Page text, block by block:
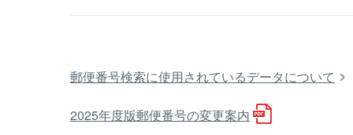
郵便番号検索に使用されているデータについて
2025年度版郵便番号の変更案内